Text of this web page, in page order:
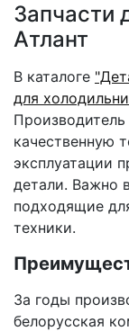
Запчасти
Атлант
В каталоге
для
качественную
эксплуатации
детали. Важно
подходящие
техники.
За годы
белорусская